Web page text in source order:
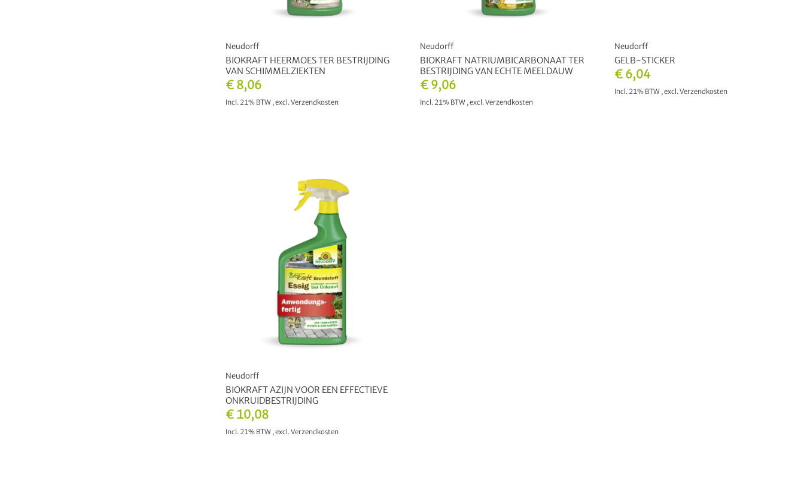
€ 8,06
Incl. 21% BTW ,excl.Verzendkosten
Neudorff
BIOKRAFT HEERMOES TER BESTRIJDING
VAN SCHIMMELZIEKTEN
€ 9,06
Incl. 21% BTW ,excl.Verzendkosten
Neudorff
BIOKRAFT NATRIUMBICARBONAAT TER
BESTRIJDING VAN ECHTE MEELDAUW
€ 6,04
Incl. 21% BTW ,excl.Verzendkosten
Neudorff
GELB-STICKER
€ 10,08
Incl. 21% BTW ,excl.Verzendkosten
Neudorff
BIOKRAFT AZIJN VOOR EEN EFFECTIEVE
ONKRUIDBESTRIJDING